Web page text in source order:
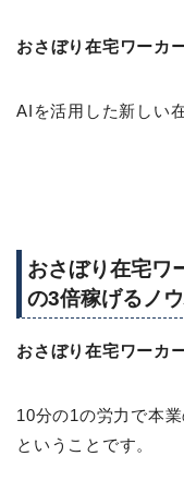
おさぼり在宅ワーカ
AIを活用した新しい
おさぼり在宅ワ
の3倍稼げるノ
おさぼり在宅ワーカ
10分の1の労力で本
ということです。